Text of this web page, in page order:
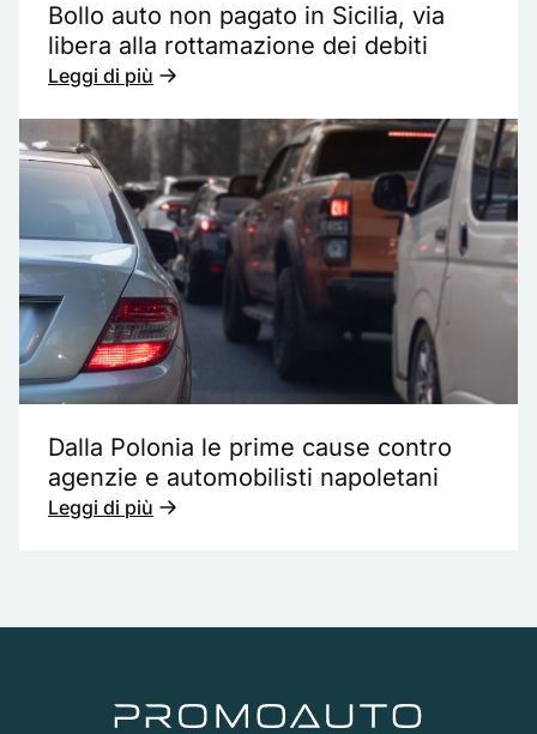
Bollo auto non pagato in Sicilia, via
libera alla rottamazione dei debiti
Leggi di più
Dalla Polonia le prime cause contro
agenzie e automobilisti napoletani
Leggi di più